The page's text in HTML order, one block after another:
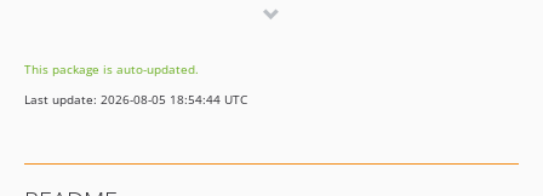
3.0.1575
3.0.1560
This package is auto-updated.
Last update: 2026-08-05 18:54:44 UTC